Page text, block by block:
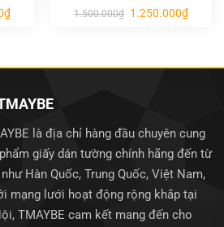
₫Giá
hiện
1.500.000₫ Giá
gốc
1.250.000₫Giá
hiện
là địa chỉ hàng đầu chuyên cung
giấy dán tường chính hãng đến từ
Hàn Quốc, Trung Quốc, Việt Nam,
mạng lưới hoạt động rộng khắp tại
TMAYBE cam kết mang đến cho